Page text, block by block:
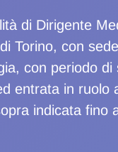
di Dirigente
Torino, con
con periodo
entrata in
indicata fino